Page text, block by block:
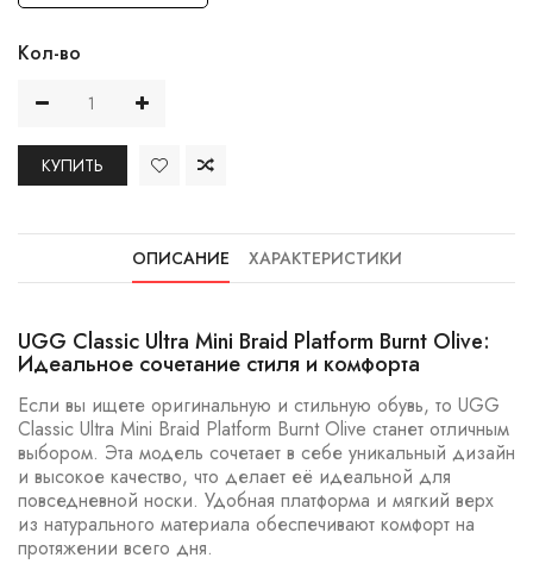
Кол-во
КУПИТЬ
ОПИСАНИЕ ХАРАКТЕРИСТИКИ
UGG Classic Ultra Mini Braid Platform Burnt Olive:
Идеальное сочетание стиля и комфорта
Если вы ищете оригинальную и стильную обувь, то UGG
Classic Ultra Mini Braid Platform Burnt Olive станет отличным
выбором. Эта модель сочетает в себе уникальный дизайн
и высокое качество, что делает её идеальной для
повседневной носки. Удобная платформа и мягкий верх
из натурального материала обеспечивают комфорт на
протяжении всего дня.